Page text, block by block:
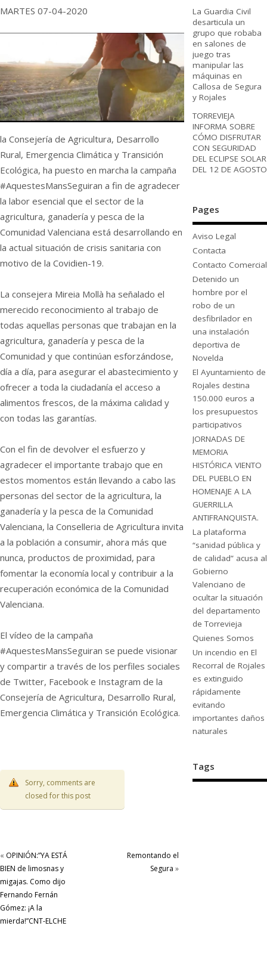
MARTES 07-04-2020
la Consejería de Agricultura, Desarrollo
Rural, Emergencia Climática y Transición
Ecológica, ha puesto en marcha la campaña
#AquestesMansSeguiran a fin de agradecer
la labor esencial que el sector de la
agricultura, ganadería y pesca de la
Comunidad Valenciana está desarrollando en
la actual situación de crisis sanitaria con
motivo de la Covidien-19.
La consejera Mireia Mollà ha señalado el
merecido reconocimiento al trabajo de
todas aquellas personas que trabajan en la
agricultura, ganadería y pesca de la
Comunidad y que continúan esforzándose,
día a día, para asegurar el abastecimiento y
ofrecer a toda la ciudadanía el acceso a
alimentos frescos, de la máxima calidad y
con todas las garantías.
Con el fin de devolver el esfuerzo y
agradecer el importante trabajo que en
estos momentos están llevando a cabo las
personas del sector de la agricultura, la
ganadería y la pesca de la Comunidad
Valenciana, la Conselleria de Agricultura invita
a la población a consumir, ahora más que
nunca, productos de proximidad, para
fomentar la economía local y contribuir a la
recuperación económica de la Comunidad
Valenciana.
El vídeo de la campaña
#AquestesMansSeguiran se puede visionar
y compartir a través de los perfiles sociales
de Twitter, Facebook e Instagram de la
Consejería de Agricultura, Desarrollo Rural,
Emergencia Climática y Transición Ecológica.
Sorry, comments are
closed for this post
« OPINIÓN:”YA ESTÁ
BIEN de limosnas y
migajas. Como dijo
Fernando Fernán
Gómez: ¡A la
mierda!”CNT-ELCHE
Remontando el
Segura »
La Guardia Civil
desarticula un
grupo que robaba
en salones de
juego tras
manipular las
máquinas en
Callosa de Segura
y Rojales
TORREVIEJA
INFORMA SOBRE
CÓMO DISFRUTAR
CON SEGURIDAD
DEL ECLIPSE SOLAR
DEL 12 DE AGOSTO
Pages
Aviso Legal
Contacta
Contacto Comercial
Detenido un
hombre por el
robo de un
desfibrilador en
una instalación
deportiva de
Novelda
El Ayuntamiento de
Rojales destina
150.000 euros a
los presupuestos
participativos
JORNADAS DE
MEMORIA
HISTÓRICA VIENTO
DEL PUEBLO EN
HOMENAJE A LA
GUERRILLA
ANTIFRANQUISTA.
La plataforma
“sanidad pública y
de calidad” acusa al
Gobierno
Valenciano de
ocultar la situación
del departamento
de Torrevieja
Quienes Somos
Un incendio en El
Recorral de Rojales
es extinguido
rápidamente
evitando
importantes daños
naturales
Tags